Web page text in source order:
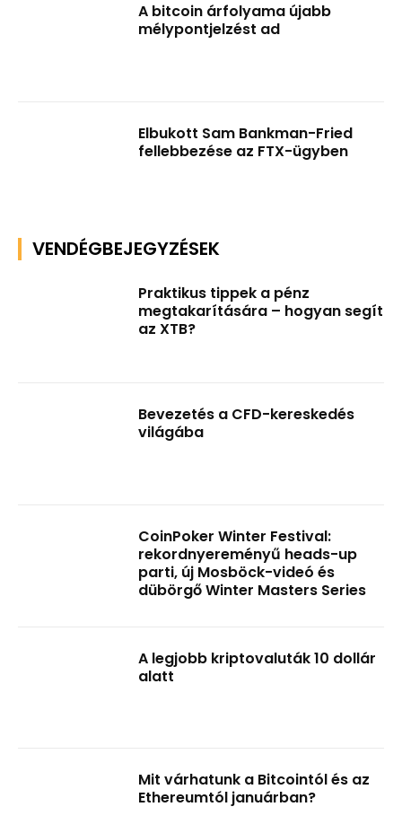
A bitcoin árfolyama újabb
mélypontjelzést ad
Elbukott Sam Bankman-Fried
fellebbezése az FTX-ügyben
VENDÉGBEJEGYZÉSEK
Praktikus tippek a pénz
megtakarítására – hogyan segít
az XTB?
Bevezetés a CFD-kereskedés
világába
CoinPoker Winter Festival:
rekordnyereményű heads-up
parti, új Mosböck-videó és
dübörgő Winter Masters Series
A legjobb kriptovaluták 10 dollár
alatt
Mit várhatunk a Bitcointól és az
Ethereumtól januárban?